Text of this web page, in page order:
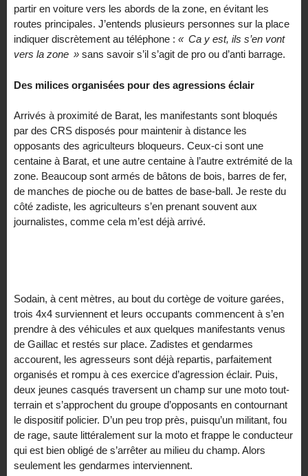
partir en voiture vers les abords de la zone, en évitant les
routes principales. J’entends plusieurs personnes sur la place
indiquer discrètement au téléphone : « Ca y est, ils s’en vont
vers la zone » sans savoir s’il s’agit de pro ou d’anti barrage.
Des milices organisées pour des agressions éclair
Arrivés à proximité de Barat, les manifestants sont bloqués
par des CRS disposés pour maintenir à distance les
opposants des agriculteurs bloqueurs. Ceux-ci sont une
centaine à Barat, et une autre centaine à l’autre extrémité de la
zone. Beaucoup sont armés de bâtons de bois, barres de fer,
de manches de pioche ou de battes de base-ball. Je reste du
côté zadiste, les agriculteurs s’en prenant souvent aux
journalistes, comme cela m’est déjà arrivé.
Sodain, à cent mètres, au bout du cortège de voiture garées,
trois 4x4 surviennent et leurs occupants commencent à s’en
prendre à des véhicules et aux quelques manifestants venus
de Gaillac et restés sur place. Zadistes et gendarmes
accourent, les agresseurs sont déjà repartis, parfaitement
organisés et rompu à ces exercice d’agression éclair. Puis,
deux jeunes casqués traversent un champ sur une moto tout-
terrain et s’approchent du groupe d’opposants en contournant
le dispositif policier. D’un peu trop près, puisqu’un militant, fou
de rage, saute littéralement sur la moto et frappe le conducteur
qui est bien obligé de s’arrêter au milieu du champ. Alors
seulement les gendarmes interviennent.